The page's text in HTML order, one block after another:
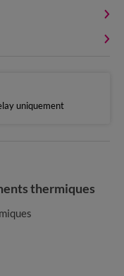
uniquement
thermiques